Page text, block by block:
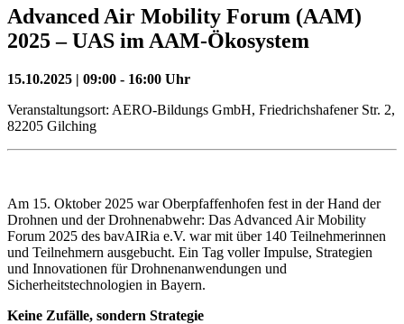
Advanced Air Mobility Forum (AAM)
2025 – UAS im AAM-Ökosystem
15.10.2025 | 09:00 - 16:00 Uhr
Veranstaltungsort: AERO-Bildungs GmbH, Friedrichshafener Str. 2,
82205 Gilching
Am 15. Oktober 2025 war Oberpfaffenhofen fest in der Hand der
Drohnen und der Drohnenabwehr: Das Advanced Air Mobility
Forum 2025 des bavAIRia e.V. war mit über 140 Teilnehmerinnen
und Teilnehmern ausgebucht. Ein Tag voller Impulse, Strategien
und Innovationen für Drohnenanwendungen und
Sicherheitstechnologien in Bayern.
Keine Zufälle, sondern Strategie